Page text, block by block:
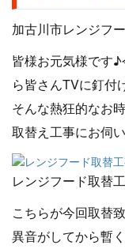
加古川市レンジフ
皆様お元気様です
ら皆さんTVに釘付
そんな熱狂的なお
取替え工事にお伺
レンジフード取替
こちらが今回取替
異音がしてから暫